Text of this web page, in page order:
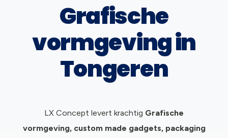
Grafische
vormgeving in
Tongeren
LX Concept levert krachtig Grafische
vormgeving, custom made gadgets, packaging